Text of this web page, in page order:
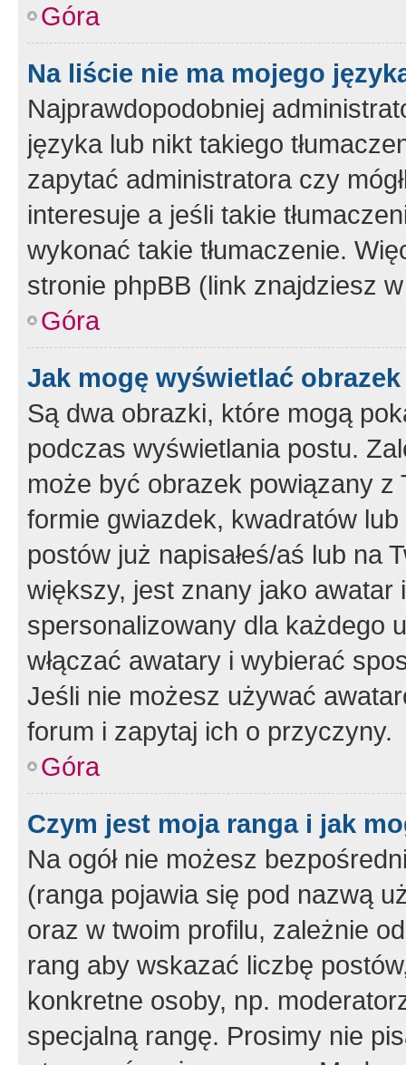
Góra
Na liście nie ma mojego
Najprawdopodobniej
języka lub nikt takiego
zapytać administratora czy
interesuje a jeśli takie
wykonać takie tłumaczenie.
stronie phpBB (link znajdziesz
Góra
Jak mogę wyświetlać
Są dwa obrazki, które mogą
podczas wyświetlania postu.
może być obrazek powiązany z
formie gwiazdek, kwadratów
postów już napisałeś/aś lub na
większy, jest znany jako
spersonalizowany dla każdego
włączać awatary i wybierać
Jeśli nie możesz używać
forum i zapytaj ich o przyczyny.
Góra
Czym jest moja ranga i jak
Na ogół nie możesz
(ranga pojawia się pod nazwą
oraz w twoim profilu, zależnie
rang aby wskazać liczbę
konkretne osoby, np.
specjalną rangę. Prosimy nie